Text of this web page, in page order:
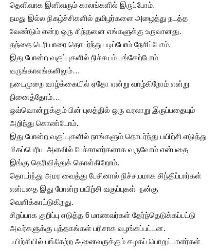
தெளிவாக இனிவரும் காலங்களில் இருப்போம்.
நமது இல்ல நிகழ்ச்சிகளில் தமிழர்களை அழைத்து நடத்த
வேண்டும் என்ற ஒரு சிந்தனை எங்களுக்கு உருவானது.
தந்தை பெரியாரை தொடர்ந்து படிப்போம் நேசிப்போம்.
இது போன்ற வகுப்புகளில் நிச்சயம் பங்கேற்போம்
வருங்காலங்களிலும்…
நடைமுறை வாழ்க்கையில் ஏதோ என்று வாழ்கிறோம் என்று
நினைத்தோம்…
ஒவ்வொன்றுக்கும் பின் புலத்தில் ஒரு வரலாறு இருப்பதையும்
அறிந்து கொண்டோம்.
இது போன்ற வகுப்புகளில் நாங்களும் தொடர்ந்து பயிற்சி எடுத்து
மிகப்பெரிய அளவில் பேச்சாளர்களாக வருவோம் என்பதை
இங்கு தெரிவித்துக் கொள்கிறோம்.
தொடர்ந்து அமர வைத்து பேசினால் நிச்சயமாக சிந்திப்பார்கள்
என்பதை இது போன்ற பயிற்சி வகுப்புகள் நன்கு
வெளிக்காட்டுகிறது.
சிறப்பாக குறிப்பு எடுத்த 6 மாணவர்கள் தேர்ந்தெடுக்கப்பட்டு
அவர்களுக்கு புத்தகங்கள் பரிசாக வழங்கப்பட்டன.
பயிற்சியில் பங்கேற்ற அனைவருக்கும் கழகப் பொறுப்பாளர்கள்